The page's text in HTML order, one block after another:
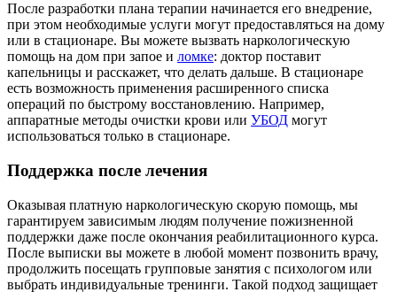
После разработки плана терапии начинается его внедрение,
при этом необходимые услуги могут предоставляться на дому
или в стационаре. Вы можете вызвать наркологическую
помощь на дом при запое и ломке: доктор поставит
капельницы и расскажет, что делать дальше. В стационаре
есть возможность применения расширенного списка
операций по быстрому восстановлению. Например,
аппаратные методы очистки крови или УБОД могут
использоваться только в стационаре.
Поддержка после лечения
Оказывая платную наркологическую скорую помощь, мы
гарантируем зависимым людям получение пожизненной
поддержки даже после окончания реабилитационного курса.
После выписки вы можете в любой момент позвонить врачу,
продолжить посещать групповые занятия с психологом или
выбрать индивидуальные тренинги. Такой подход защищает